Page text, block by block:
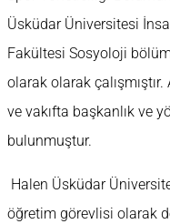
Üsküdar Üniversitesi
Fakültesi Sosyoloji
olarak olarak
ve vakıfta başkanlık ve
bulunmuştur.
Halen Üsküdar
öğretim görevlisi olarak